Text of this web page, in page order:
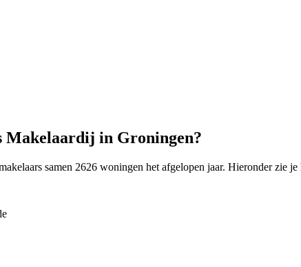
Makelaardij in Groningen?
samen 2626 woningen het afgelopen jaar. Hieronder zie